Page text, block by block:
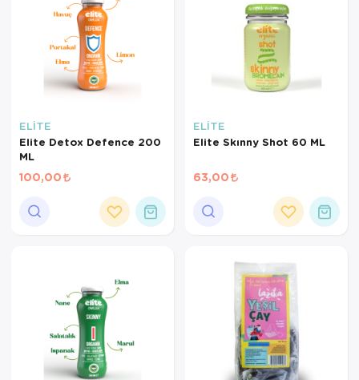
ELİTE
Elite Detox Defence 200
ML
100,00
ELİTE
Elite Skınny Shot 60 ML
63,00